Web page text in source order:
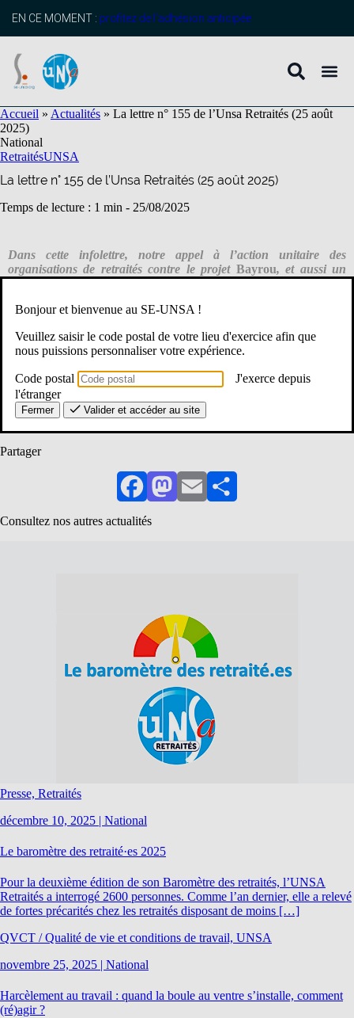
principal
EN CE MOMENT : profitez de l’adhésion anticipée
Accueil » Actualités » La lettre n° 155 de l’Unsa Retraités (25 août
2025)
National
RetraitésUNSA
La lettre n° 155 de l’Unsa Retraités (25 août 2025)
Temps de lecture : 1 min - 25/08/2025
Dans cette infolettre, notre appel à l’action unitaire des
organisations de retraités contre le projet Bayrou, et aussi un
retour sur le triste feuilleton de la suppression du chèque
doublement des franchises médicales. En dépit de ce catalogue de
l’été, le droit à la retraite progressive dès 60 ans.
Je lis l'infolettre sur le site de l'Unsa
Partager
FacebookMastodon
EmailPartager
Consultez nos autres actualités
Presse, Retraités
décembre 10, 2025 | National
Le baromètre des retraité·es 2025
Pour la deuxième édition de son Baromètre des retraités, l’UNSA
Retraités a interrogé 2600 personnes. Comme l’an dernier, elle a relevé
de fortes précarités chez les retraités disposant de moins […]
QVCT / Qualité de vie et conditions de travail, UNSA
novembre 25, 2025 | National
Harcèlement au travail : quand la boule au ventre s’installe, comment
(ré)agir ?
Bonjour et bienvenue au SE-UNSA !
Veuillez saisir le code postal de votre lieu d'exercice afin que
nous puissions personnaliser votre expérience.
Code postal
J'exerce depuis
l'étranger
Fermer Valider et accéder au site